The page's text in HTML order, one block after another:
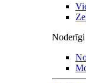
Noderīgi